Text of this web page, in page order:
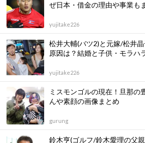
ぜ日本・借金の理由や事業も
yujitake226
松井大輔(バツ2)と元嫁/松井
原因は？結婚と子供・モラハ
yujitake226
ミスモンゴルの現在！旦那の
んや素顔の画像まとめ
gurung
鈴木亨(ゴルフ/鈴木愛理の父